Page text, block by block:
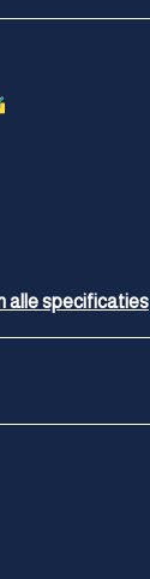
alle specificaties